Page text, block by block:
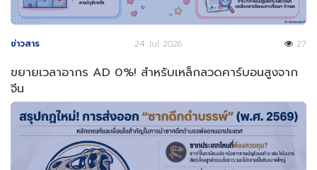
ข่าวสาร 24 Jul 2026 27
ขยายเวลาอากร AD 0%! สำหรับเหล็กลวดคาร์บอนสูงจาก
จีน